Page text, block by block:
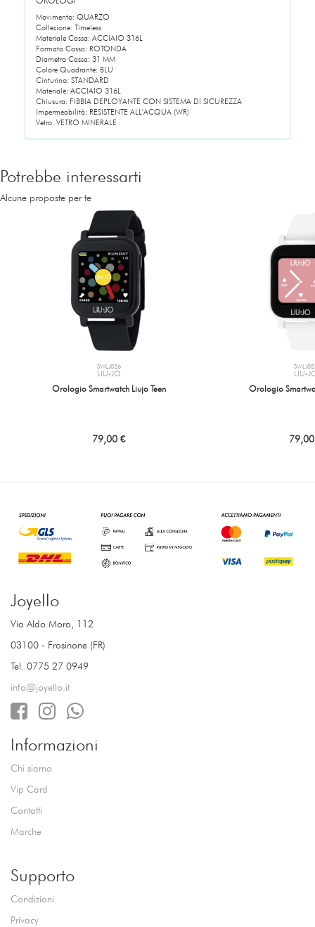
Movimento: QUARZO
Collezione: Timeless
Materiale Cassa: ACCIAIO 316L
Formato Cassa: ROTONDA
Diametro Cassa: 31 MM
Colore Quadrante: BLU
Cinturino: STANDARD
Materiale: ACCIAIO 316L
Chiusura: FIBBIA DEPLOYANTE CON SISTEMA DI SICUREZZA
Impermeabilità: RESISTENTE ALL'ACQUA (WR)
Vetro: VETRO MINERALE
Potrebbe interessarti
Alcune proposte per te
SWLJ026
LIU-JO
Orologio Smartwatch Liujo Teen
79,00 €
LIU-
Orologio
Joyello
Via Aldo Moro, 112
03100 - Frosinone (FR)
Tel. 0775 27 0949
info@joyello.it
Informazioni
Chi siamo
Vip Card
Contatti
Marche
Supporto
Condizioni
Privacy